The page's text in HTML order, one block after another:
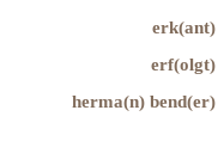
erk(ant)
erf(olgt)
herma(n) bend(er)